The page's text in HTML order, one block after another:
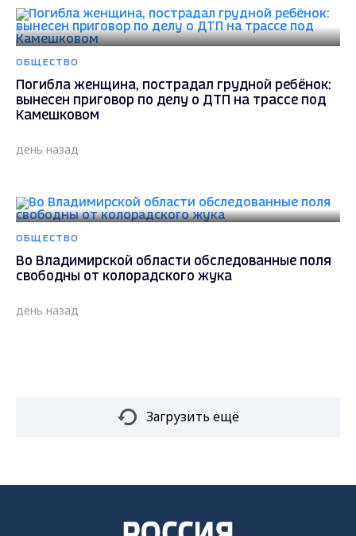
ОБЩЕСТВО
Погибла женщина, пострадал грудной ребёнок:
вынесен приговор по делу о ДТП на трассе под
Камешковом
день назад
ОБЩЕСТВО
Во Владимирской области обследованные поля
свободны от колорадского жука
день назад
Загрузить ещё